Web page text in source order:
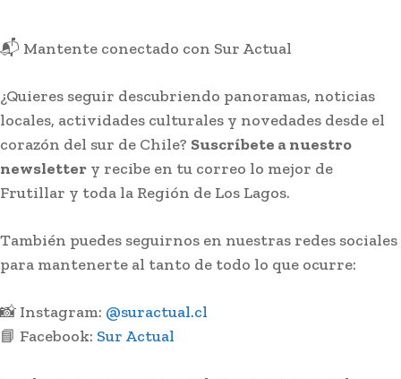
📬 Mantente conectado con Sur Actual
¿Quieres seguir descubriendo panoramas, noticias
locales, actividades culturales y novedades desde el
corazón del sur de Chile? Suscríbete a nuestro
newsletter y recibe en tu correo lo mejor de
Frutillar y toda la Región de Los Lagos.
También puedes seguirnos en nuestras redes sociales
para mantenerte al tanto de todo lo que ocurre:
📸 Instagram: @suractual.cl
📘 Facebook: Sur Actual